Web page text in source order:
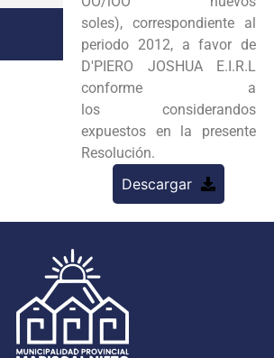
soles), correspondiente al
periodo 2012, a favor de
D'PIERO JOSHUA E.I.R.L
conforme a
los considerandos
expuestos en la presente
Resolución.
Descargar